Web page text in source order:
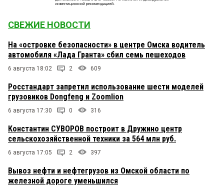
СВЕЖИЕ НОВОСТИ
На «островке безопасности» в центре Омска водитель
автомобиля «Лада Гранта» сбил семь пешеходов
6 августа 18:02 2 609
Росстандарт запретил использование шести моделей
грузовиков Dongfeng и Zoomlion
6 августа 17:30 0 316
Константин СУВОРОВ построит в Дружино центр
сельскохозяйственной техники за 564 млн руб.
6 августа 17:05 2 397
Вывоз нефти и нефтегрузов из Омской области по
железной дороге уменьшился